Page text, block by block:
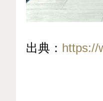
出典： https://